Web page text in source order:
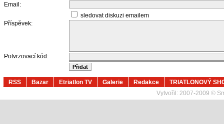
Email:
sledovat diskuzi emailem
Příspěvek:
Potvrzovací kód:
RSS Bazar Etriatlon TV Galerie Redakce
TRIATLONOVÝ
Vytvořil: 2007-2009 ©